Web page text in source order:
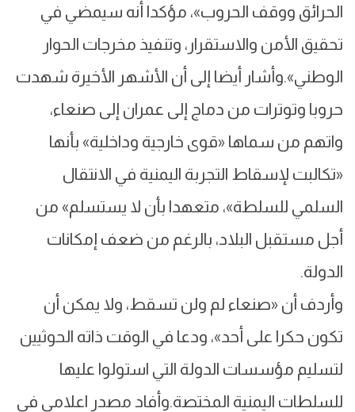
الحرائق ووقف الحروب»، مؤكدا أنه سيمضي في
تحقيق الأمن والاستقرار، وتنفيذ مخرجات الحوار
الوطني».وأشار أيضا إلى أن الأشهر الأخيرة شهدت
حروبا وتوترات من دماج إلى عمران إلى صنعاء،
واتهم من سماها «قوى خارجية وداخلية» بأنها
«تكالبت لإسقاط التجربة اليمنية في الانتقال
السلمي للسلطة»، متعهدا بأن لا يستسلم» من
أجل مستقبل البلاد، بالرغم من ضعف إمكانات
الدولة.
وأردف أن «صنعاء لم ولن تسقط، ولا يمكن أن
تكون حكرا على أحد»، ودعا في الوقت ذاته الحوثيين
لتسليم مؤسسات الدولة التي استولوا عليها
للسلطات اليمنية المختصة.وأفاد مصدر اعلامي في